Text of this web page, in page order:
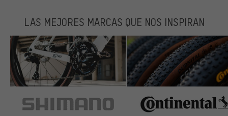
LAS MEJORES MARCAS QUE NOS INSPIRAN